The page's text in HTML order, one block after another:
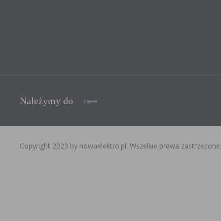
Należymy do
Copyright 2023 by nowaelektro.pl. Wszelkie prawa zastrzeżone.